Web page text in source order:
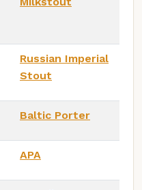
Russian Imperial
Stout
Baltic Porter
APA